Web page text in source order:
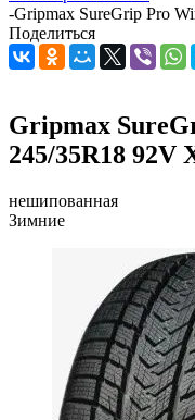
-Gripmax SureGrip Pro
Поделиться
Gripmax
245/35R18 92V
нешипованная
Зимние